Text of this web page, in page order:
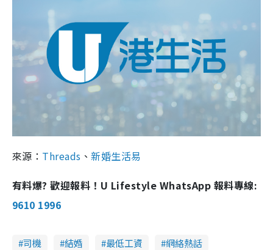
來源： Threads 、新婚生活易
有料爆? 歡迎報料！U Lifestyle WhatsApp 報料專線:
9610 1996
司機 結婚 最低工資
網絡熱話